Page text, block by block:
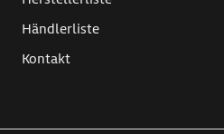
Händlerliste
Kontakt